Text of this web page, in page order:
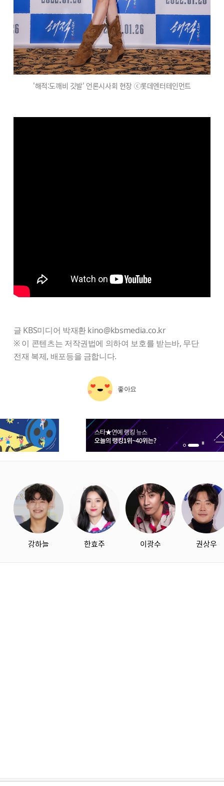
'해적:도깨비 깃발' 언론시사회 현장 ⓒ롯데엔터테인먼트
글 KBS미디어 박재환 kino@kbsmedia.co.kr
※ 이 콘텐츠는 저작권법에 의하여 보호를 받는바, 무단
전재 복제, 배포등을 금합니다.
좋아요
1번 배너 보기
2번 배너 보기
강하늘 한효주 이광수 권상우